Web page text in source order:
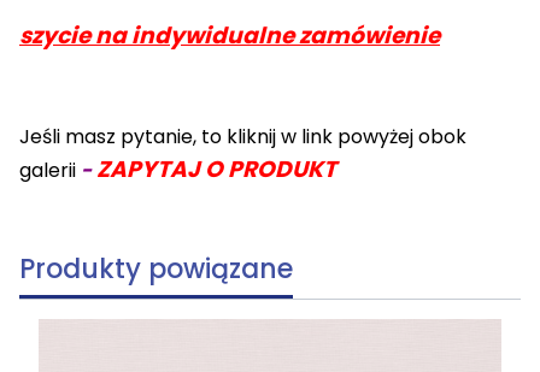
szycie na indywidualne zamówienie
Jeśli masz pytanie, to kliknij w link powyżej obok
galerii - ZAPYTAJ O PRODUKT
Produkty powiązane